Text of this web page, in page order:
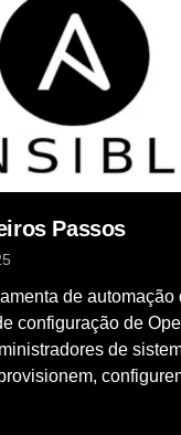
Passos
de automação
configuração de
de
e ambientes de